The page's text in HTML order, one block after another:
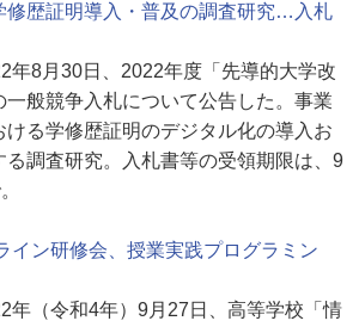
修歴証明導入・普及の調査研究…入札
8月30日、2022年度「先導的大学改
般競争入札について公告した。事業
ける学修歴証明のデジタル化の導入お
る調査研究。入札書等の受領期限は、9
イン研修会、授業実践プログラミン
（令和4年）9月27日、高等学校「情